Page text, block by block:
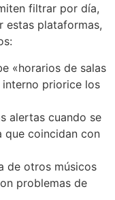
filtrar por día,
estas plataformas,
«horarios de salas
priorice los
alertas cuando se
que coincidan con
de otros músicos
problemas de